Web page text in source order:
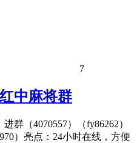
7
中麻将群
群（4070557）（fy86262）
）亮点：24小时在线，方便